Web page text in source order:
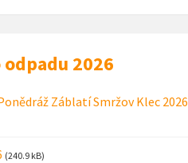
2026
Záblatí Smržov Klec 2026
(240.9 kB)